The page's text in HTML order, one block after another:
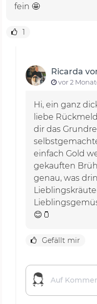
fein 🤩
1
Ricarda
vor 2
Hi, ein ganz
liebe
dir das
einfach Gold
gekauften
genau, was
😊🫙
Gefällt mir